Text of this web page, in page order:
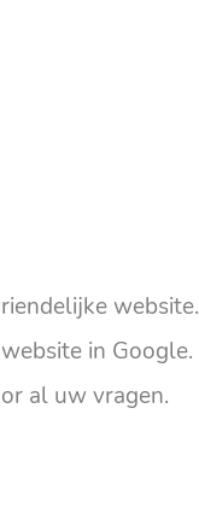
website.
in Google.
al uw vragen.